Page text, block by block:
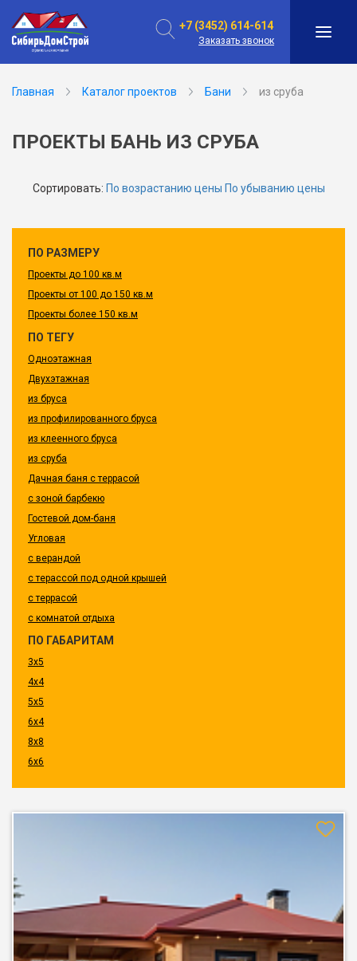
+7 (3452) 614-614
Заказать звонок
Главная Каталог проектов Бани из сруба
ПРОЕКТЫ БАНЬ ИЗ СРУБА
Сортировать: По возрастанию цены По убыванию цены
ПО РАЗМЕРУ
Проекты до 100 кв.м
Проекты от 100 до 150 кв.м
Проекты более 150 кв.м
ПО ТЕГУ
Одноэтажная
Двухэтажная
из бруса
из профилированного бруса
из клеенного бруса
из сруба
Дачная баня с террасой
с зоной барбекю
Гостевой дом-баня
Угловая
с верандой
с терассой под одной крышей
с террасой
с комнатой отдыха
ПО ГАБАРИТАМ
3x5
4x4
5x5
6x4
8x8
6x6